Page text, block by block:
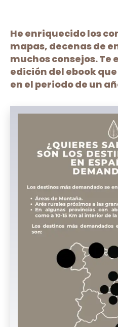
He enriquecido los
mapas, decenas de
muchos consejos.
edición del ebook
en el periodo de un